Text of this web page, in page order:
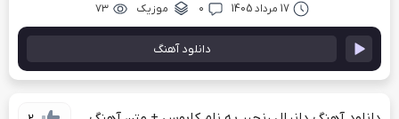
17 مرداد 1405 ۰ موزیک ۷۳
دانلود آهنگ